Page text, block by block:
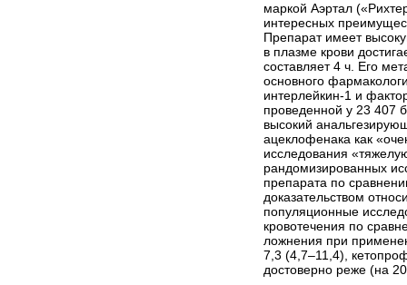
маркой Аэртал
интересных
Препарат имеет
в плазме крови
составляет 4 ч. Его
основного
интерлейкин-1 и
проведенной у 23 407
высокий
ацеклофенака как
исследования
рандомизированных
препарата по
доказательством
популяционные
кровотечения по
ложнения при
7,3 (4,7–11,4),
достоверно реже (на